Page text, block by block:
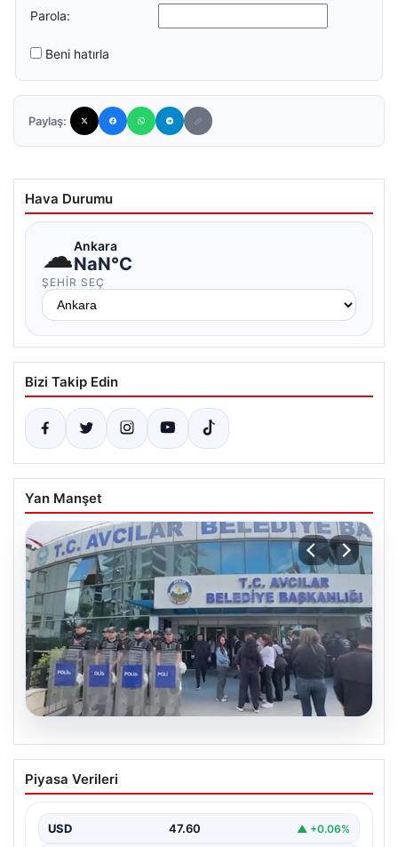
Parola:
Beni hatırla
Paylaş:
Hava Durumu
☁Ankara
NaN°C
ŞEHIR SEÇ
Bizi Takip Edin
Yan Manşet
05.08.2026
Avcılar Belediyesi’ne operasyon. 12
şüpheli gözaltına alındı
Piyasa Verileri
USD 47.60 ▲ +0.06%